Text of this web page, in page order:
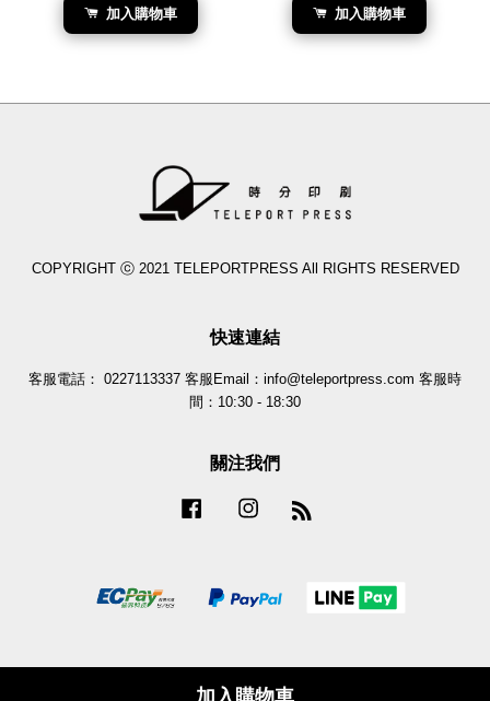
加入購物車
加入購物車 加入購物車
COPYRIGHT ⓒ 2021 TELEPORTPRESS All RIGHTS RESERVED
快速連結
客服電話： 0227113337 客服Email：info@teleportpress.com 客服時
間：10:30 - 18:30
關注我們
Facebook Instagram